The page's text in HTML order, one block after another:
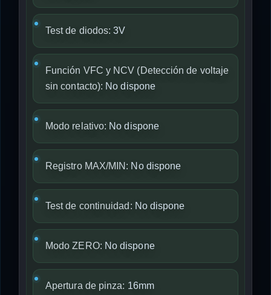
Test de diodos: 3V
Función VFC y NCV (Detección de voltaje
sin contacto): No dispone
Modo relativo: No dispone
Registro MAX/MIN: No dispone
Test de continuidad: No dispone
Modo ZERO: No dispone
Apertura de pinza: 16mm